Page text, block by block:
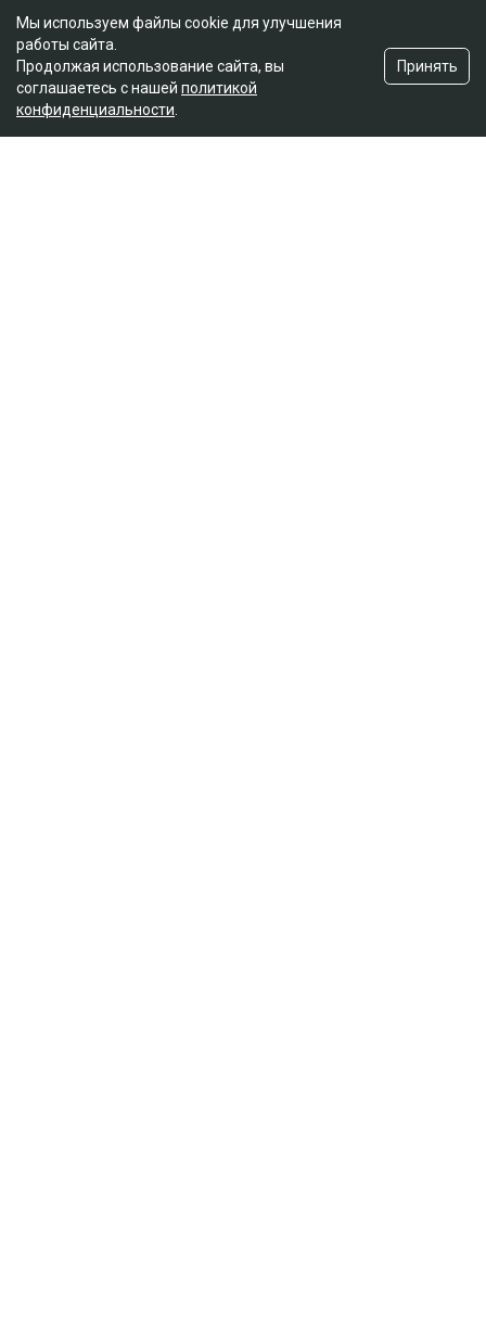
Мы используем файлы cookie для улучшения
работы сайта.
Продолжая использование сайта, вы
соглашаетесь с нашей политикой
конфиденциальности
Принять